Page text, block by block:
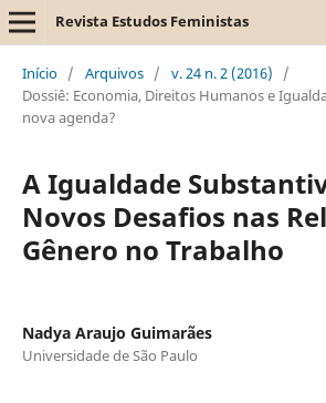
Revista Estudos Feministas
Início / Arquivos / v. 24 n. 2 (2016)
/
Dossiê: Economia, Direitos Humanos e
nova agenda?
A Igualdade
Novos Desafios nas
Gênero no Trabalho
Nadya Araujo Guimarães
Universidade de São Paulo